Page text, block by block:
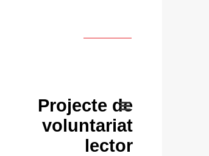
Projecte de
voluntariat
lector